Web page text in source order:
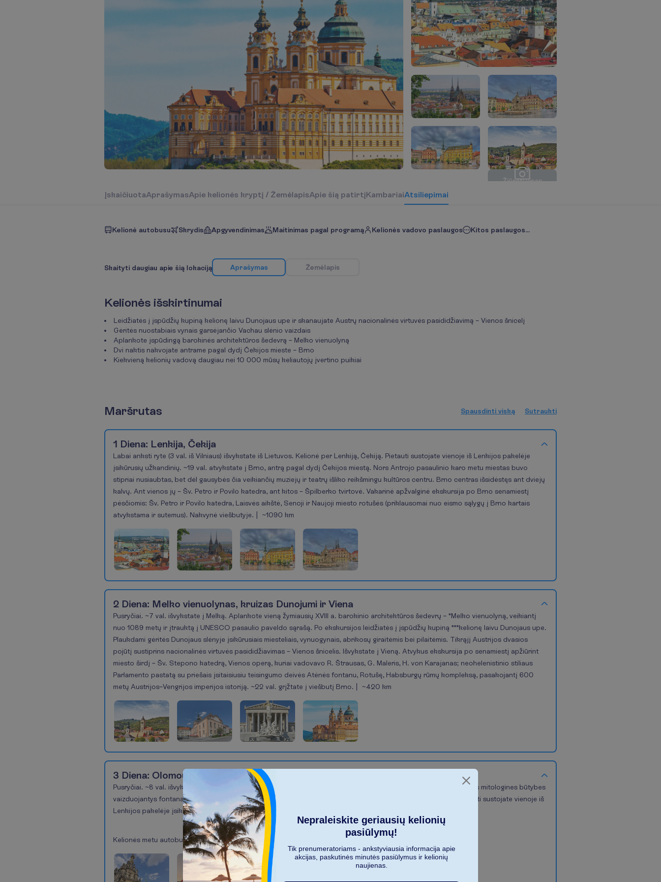
Žiūrėti visas
ĮskaičiuotaAprašymasApie kelionės kryptį / ŽemėlapisApie šią patirtįKambariaiAtsiliepimai
Kelionė autobusu Skrydis Apgyvendinimas Maitinimas pagal programą Kelionės vadovo paslaugos Kitos paslaugos...
Skaityti daugiau apie šią lokaciją Aprašymas Žemėlapis
Kelionės išskirtinumai
Leidžiatės į įspūdžių kupiną kelionę laivu Dunojaus upe ir skanaujate Austrų nacionalinės virtuvės pasididžiavimą – Vienos šnicelį
Gėritės nuostabiais vynais garsėjančio Vachau slėnio vaizdais
Aplankote įspūdingą barokinės architektūros šedevrą – Melko vienuolyną
Dvi naktis nakvojate antrame pagal dydį Čekijos mieste – Brno
Kiekvieną kelionių vadovą daugiau nei 10 000 mūsų keliautojų įvertino puikiai
Maršrutas Spausdinti viską Sutraukti
1 Diena: Lenkija, Čekija
Labai anksti ryte (3 val. iš Vilniaus) išvykstate iš Lietuvos. Kelionė per Lenkiją, Čekiją. Pietauti sustojate vienoje iš Lenkijos pakelėje
įsikūrusių užkandinių. ~19 val. atvykstate į Brno, antrą pagal dydį Čekijos miestą. Nors Antrojo pasaulinio karo metu miestas buvo
stipriai nusiaubtas, bet dėl gausybės čia veikiančių muziejų ir teatrų išliko reikšmingu kultūros centru. Brno centras išsidėstęs ant dviejų
kalvų. Ant vienos jų – Šv. Petro ir Povilo katedra, ant kitos – Špilberko tvirtovė. Vakarinė apžvalginė ekskursija po Brno senamiestį
pėsčiomis: Šv. Petro ir Povilo katedra, Laisvės aikštė, Senoji ir Naujoji miesto rotušės (priklausomai nuo eismo sąlygų į Brno kartais
atvykstama ir sutemus). Nakvynė viešbutyje. | ~1090 km
1
4
2 Diena: Melko vienuolynas, kruizas Dunojumi ir Viena
Pusryčiai. ~7 val. išvykstate į Melką. Aplankote vieną žymiausių XVIII a. barokinio architektūros šedevrų – *Melko vienuolyną, veikiantį
nuo 1089 metų ir įtrauktą į UNESCO pasaulio paveldo sąrašą. Po ekskursijos leidžiatės į įspūdžių kupiną ***kelionę laivu Dunojaus upe.
Plaukdami gėritės Dunojaus slėnyje įsikūrusiais miesteliais, vynuogynais, abrikosų giraitėmis bei pilaitėmis. Tikrąjį Austrijos dvasios
pojūtį sustiprins nacionalinės virtuvės pasididžiavimas – Vienos šnicelis. Išvykstate į Vieną. Atvykus ekskursija po senamiestį apžiūrint
miesto širdį – Šv. Stepono katedrą, Vienos operą, kuriai vadovavo R. Štrausas, G. Maleris, H. von Karajanas; neohelenistinio stiliaus
Parlamento pastatą su priešais įsitaisiusiu teisingumo deivės Atėnės fontanu, Rotušę, Habsburgų rūmų kompleksą, pasakojantį 600
metų Austrijos–Vengrijos imperijos istoriją. ~22 val. grįžtate į viešbutį Brno. | ~420 km
1
4
3 Diena: Olomoucas
Pusryčiai. ~8 val. išvykstate Lietuvos link. Trumpam sustojate į buvusioje Moravijos sostinėje – Olomouce. Unikalūs mitologines būtybes
vaizduojantys fontanai, Rotušė su astronominiu laikrodžiu, Šv. Trejybės kolona. Kelionė per Čekiją, Lenkiją. Pietauti sustojate vienoje iš
Lenkijos pakelėje įsikūrusių užkandinių. Lietuvos Respublikos valstybinę sieną kertate ~21 val. | ~1100 km
Kelionės metu autobusu nuvažiuojama ~2610 km
Nepraleiskite geriausių kelionių
pasiūlymų!
Tik prenumeratoriams - ankstyviausia informacija apie
akcijas, paskutinės minutės pasiūlymus ir kelionių
naujienas.